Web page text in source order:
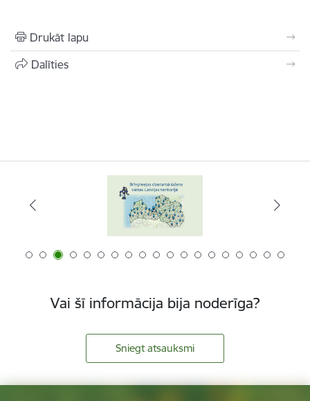
Drukāt lapu
Dalīties
Vai šī informācija bija noderīga?
Sniegt atsauksmi